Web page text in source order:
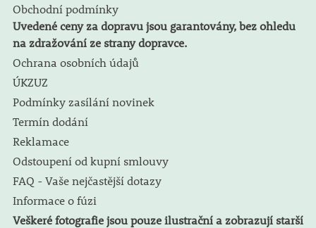
Obchodní podmínky
Uvedené ceny za dopravu jsou garantovány, bez ohledu
na zdražování ze strany dopravce.
Ochrana osobních údajů
ÚKZUZ
Podmínky zasílání novinek
Termín dodání
Reklamace
Odstoupení od kupní smlouvy
FAQ - Vaše nejčastější dotazy
Informace o fúzi
Veškeré fotografie jsou pouze ilustrační a zobrazují starší